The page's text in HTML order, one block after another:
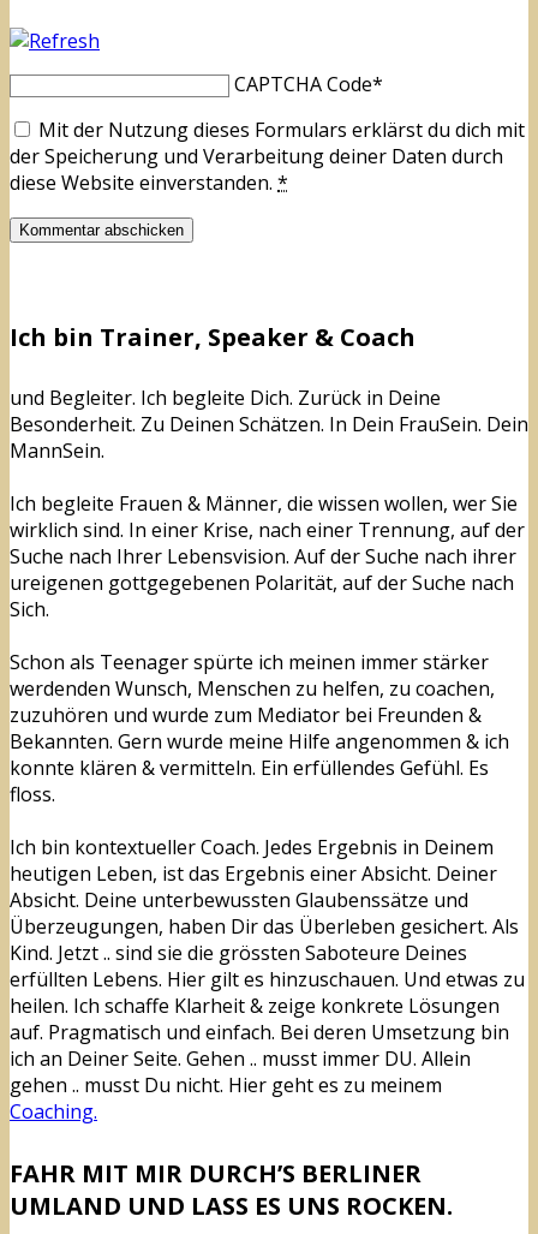
CAPTCHA Code*
Mit der Nutzung dieses Formulars erklärst du dich mit
der Speicherung und Verarbeitung deiner Daten durch
diese Website einverstanden. *
Ich bin Trainer, Speaker & Coach
und Begleiter. Ich begleite Dich. Zurück in Deine
Besonderheit. Zu Deinen Schätzen. In Dein FrauSein. Dein
MannSein.
Ich begleite Frauen & Männer, die wissen wollen, wer Sie
wirklich sind. In einer Krise, nach einer Trennung, auf der
Suche nach Ihrer Lebensvision. Auf der Suche nach ihrer
ureigenen gottgegebenen Polarität, auf der Suche nach
Sich.
Schon als Teenager spürte ich meinen immer stärker
werdenden Wunsch, Menschen zu helfen, zu coachen,
zuzuhören und wurde zum Mediator bei Freunden &
Bekannten. Gern wurde meine Hilfe angenommen & ich
konnte klären & vermitteln. Ein erfüllendes Gefühl. Es
floss.
Ich bin kontextueller Coach. Jedes Ergebnis in Deinem
heutigen Leben, ist das Ergebnis einer Absicht. Deiner
Absicht. Deine unterbewussten Glaubenssätze und
Überzeugungen, haben Dir das Überleben gesichert. Als
Kind. Jetzt .. sind sie die grössten Saboteure Deines
erfüllten Lebens. Hier gilt es hinzuschauen. Und etwas zu
heilen. Ich schaffe Klarheit & zeige konkrete Lösungen
auf. Pragmatisch und einfach. Bei deren Umsetzung bin
ich an Deiner Seite. Gehen .. musst immer DU. Allein
gehen .. musst Du nicht. Hier geht es zu meinem
Coaching.
FAHR MIT MIR DURCH’S BERLINER
UMLAND UND LASS ES UNS ROCKEN.